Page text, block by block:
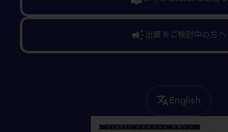
campaign出展をご検討中の方へ
translateEnglish